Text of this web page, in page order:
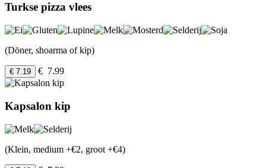
Turkse pizza vlees
(Döner, shoarma of kip)
€ 7.19 € 7.99
Kapsalon kip
(Klein, medium +€2, groot +€4)